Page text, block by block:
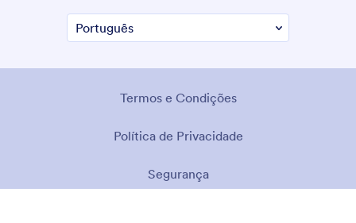
Termos e Condições
Política de Privacidade
Segurança